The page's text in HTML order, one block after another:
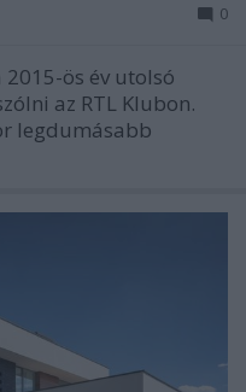
0
ös év utolsó
az RTL Klubon.
legdumásabb